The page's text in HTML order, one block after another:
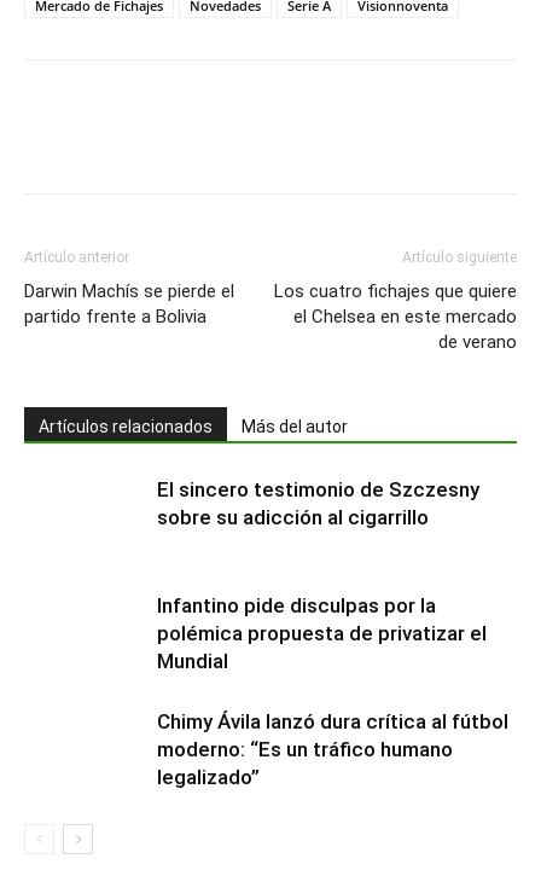
Mercado de Fichajes Novedades Serie A Visionnoventa
Artículo anterior
Darwin Machís se pierde el
partido frente a Bolivia
Artículo siguiente
Los cuatro fichajes que quiere
el Chelsea en este mercado
de verano
Artículos relacionados Más del autor
El sincero testimonio de Szczesny
sobre su adicción al cigarrillo
Infantino pide disculpas por la
polémica propuesta de privatizar el
Mundial
Chimy Ávila lanzó dura crítica al fútbol
moderno: “Es un tráfico humano
legalizado”